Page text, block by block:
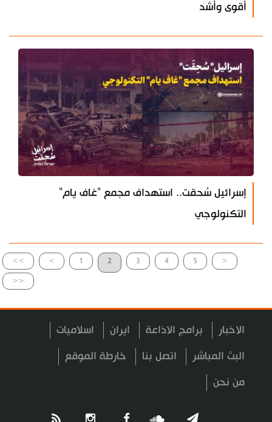
أقوى وأشد
إسرائيل سُحقت.. استهداف مجمع "غاف يام"
التكنولوجي
>> > 1 2 3 4 5 <
<<
الاخبار برامج الاذاعة ايران اسلاميات
البث المباشر اتصل بنا خارطة الموقع
من نحن